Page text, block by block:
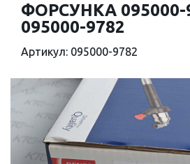
ФОРСУНКА 095000-
095000-9782
Артикул: 095000-9782